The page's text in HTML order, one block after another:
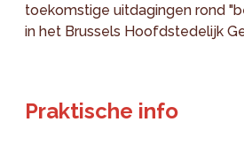
toekomstige uitdagingen rond
in het Brussels Hoofdstedelijk
Praktische info